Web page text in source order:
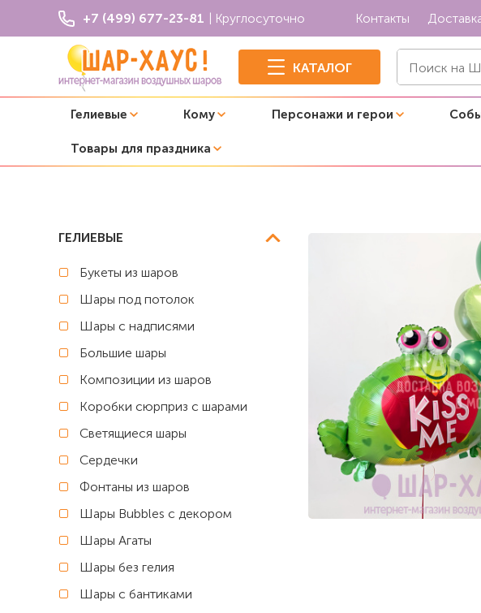
+7 (499) 677-23-81 | Круглосуточно Контакты
КАТАЛОГ
Гелиевые Кому Персонажи и герои
Товары для праздника
Композиции из шаров
ГЕЛИЕВЫЕ
Букеты из шаров
Шары под потолок
Шары с надписями
Большие шары
Композиции из шаров
Коробки сюрприз с шарами
Светящиеся шары
Сердечки
Фонтаны из шаров
Шары Bubbles с декором
Шары Агаты
Шары без гелия
Шары с бантиками